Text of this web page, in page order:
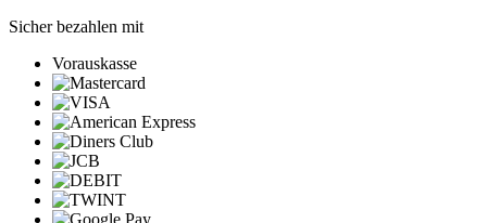
Sicher bezahlen mit
Vorauskasse